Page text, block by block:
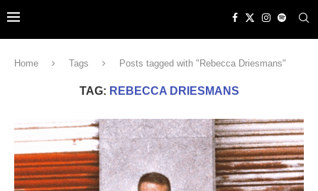
Home Tags Posts tagged with "Rebecca Driesmans"
TAG: REBECCA DRIESMANS